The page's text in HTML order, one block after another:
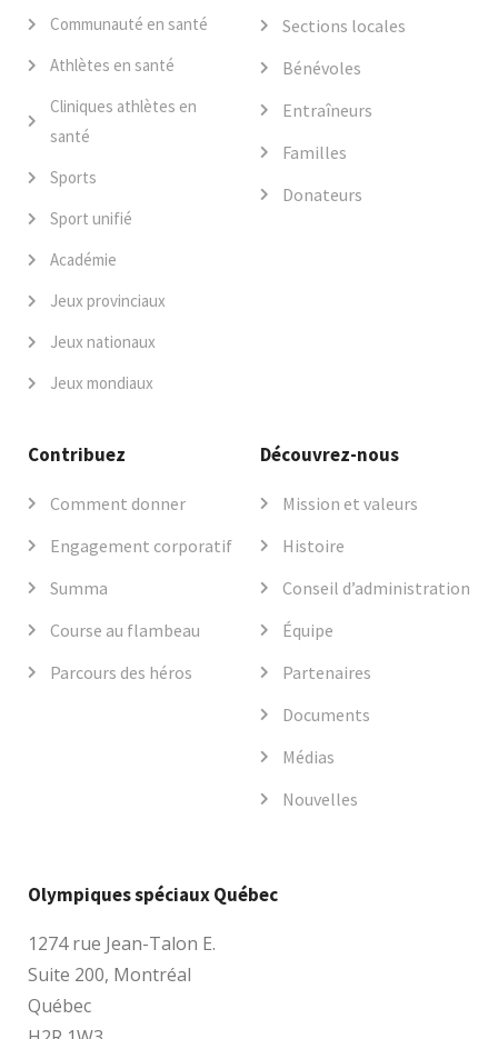
Communauté en santé
Athlètes en santé
Cliniques athlètes en
santé
Sports
Sport unifié
Académie
Jeux provinciaux
Jeux nationaux
Jeux mondiaux
Sections locales
Bénévoles
Entraîneurs
Familles
Donateurs
Contribuez
Comment donner
Engagement corporatif
Summa
Course au flambeau
Parcours des héros
Découvrez-nous
Mission et valeurs
Histoire
Conseil d’administration
Équipe
Partenaires
Documents
Médias
Nouvelles
Olympiques spéciaux Québec
1274 rue Jean-Talon E.
Suite 200, Montréal
Québec